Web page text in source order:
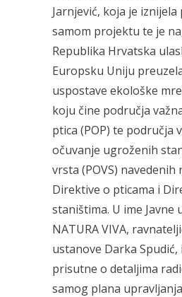
Jarnjević, koja je iznijela
samom projektu te je
Republika Hrvatska
Europsku Uniju
uspostave ekološke
koju čine područja
ptica (POP) te područja
očuvanje ugroženih
vrsta (POVS) navedenih
Direktive o pticama i
staništima. U ime Javne
NATURA VIVA,
ustanove Darka Spudić,
prisutne o detaljima
samog plana